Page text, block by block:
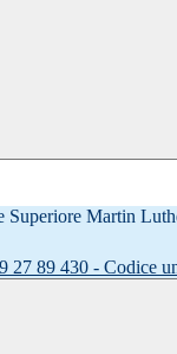
27 89 430 - Codice